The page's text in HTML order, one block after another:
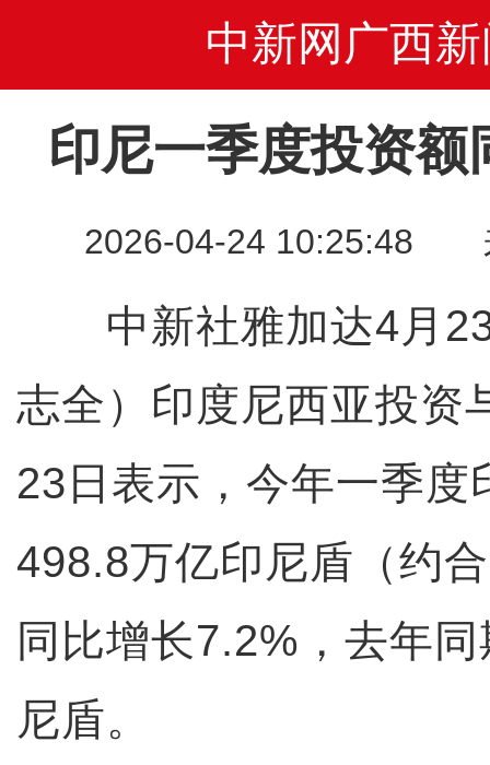
中新网广西新
印尼一季度投资额
2026-04-24 10:25:48
中新社雅加达4月23
志全）印度尼西亚投资
23日表示，今年一季度
498.8万亿印尼盾（约
同比增长7.2%，去年
尼盾。